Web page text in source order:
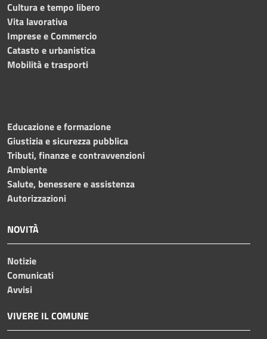
Cultura e tempo libero
Vita lavorativa
Imprese e Commercio
Catasto e urbanistica
Mobilità e trasporti
Educazione e formazione
Giustizia e sicurezza pubblica
Tributi, finanze e contravvenzioni
Ambiente
Salute, benessere e assistenza
Autorizzazioni
NOVITÀ
Notizie
Comunicati
Avvisi
VIVERE IL COMUNE